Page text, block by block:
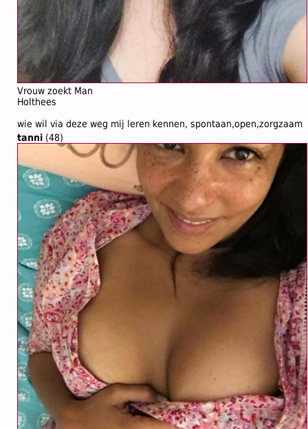
Vrouw zoekt Man
Holthees
wie wil via deze weg mij leren kennen, spontaan,open,zorgzaam
tanni (48)